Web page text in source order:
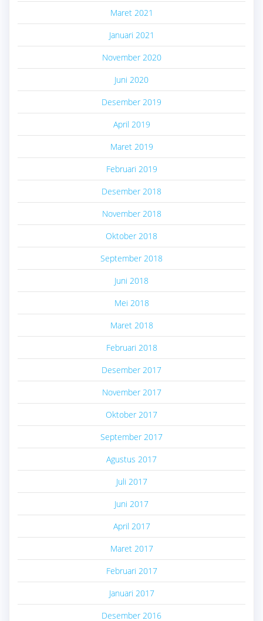
Maret 2021
Januari 2021
November 2020
Juni 2020
Desember 2019
April 2019
Maret 2019
Februari 2019
Desember 2018
November 2018
Oktober 2018
September 2018
Juni 2018
Mei 2018
Maret 2018
Februari 2018
Desember 2017
November 2017
Oktober 2017
September 2017
Agustus 2017
Juli 2017
Juni 2017
April 2017
Maret 2017
Februari 2017
Januari 2017
Desember 2016